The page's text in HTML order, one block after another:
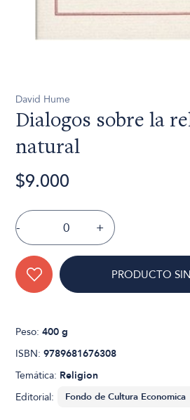
David Hume
Dialogos sobre la
natural
$9.000
- +
PRODUCTO
Peso:400 g
ISBN:9789681676308
Temática: Religion
Editorial: